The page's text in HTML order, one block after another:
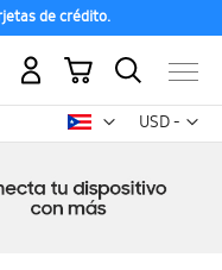
de crédito.
USD -
dólar
Mi carrito